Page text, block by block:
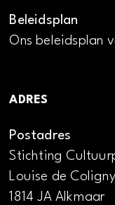
Beleidsplan
Ons
ADRES
Postadres
Stichting
Louise de
1814 JA Alkmaar